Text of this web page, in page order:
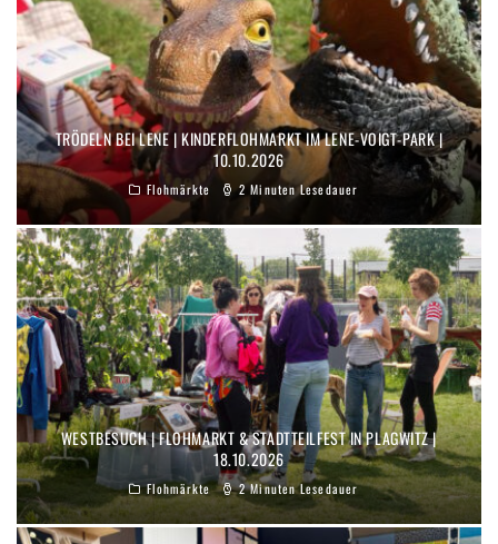
TRÖDELN BEI LENE | KINDERFLOHMARKT IM LENE-VOIGT-PARK |
10.10.2026
Flohmärkte 2 Minuten Lesedauer
WESTBESUCH | FLOHMARKT & STADTTEILFEST IN PLAGWITZ |
18.10.2026
Flohmärkte 2 Minuten Lesedauer